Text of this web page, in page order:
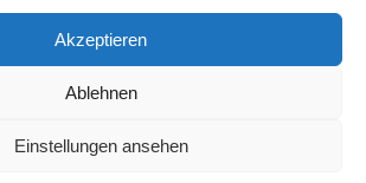
Akzeptieren
Ablehnen
Einstellungen ansehen
Sitemap